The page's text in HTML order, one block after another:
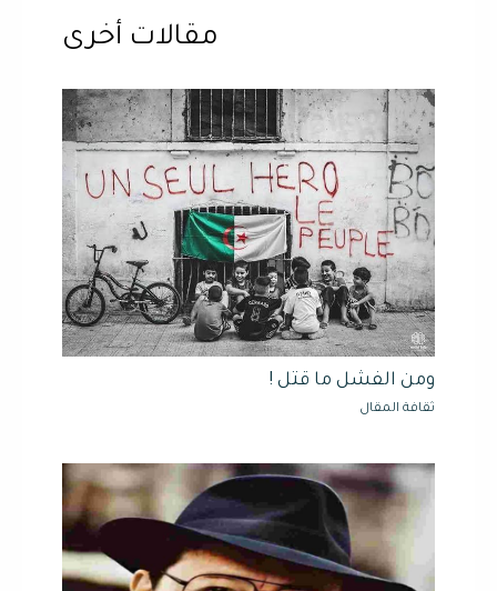
مقالات أخرى
ومن الفشل ما قتل !
ثقافة المقال